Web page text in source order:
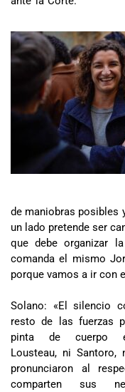
de maniobras posibles
un lado pretende ser
que debe organizar
comanda el mismo
porque vamos a ir con
Solano: «El silencio
resto de las fuerzas
pinta de cuerpo
Lousteau, ni Santoro,
pronunciaron al
comparten sus